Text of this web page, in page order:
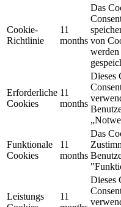
Cookie-
Richtlinie
11
months
Das
von
werden
Erforderliche
Cookies
11
months
Dieses
Funktionale
Cookies
11
months
Das
Leistungs
11
Dieses